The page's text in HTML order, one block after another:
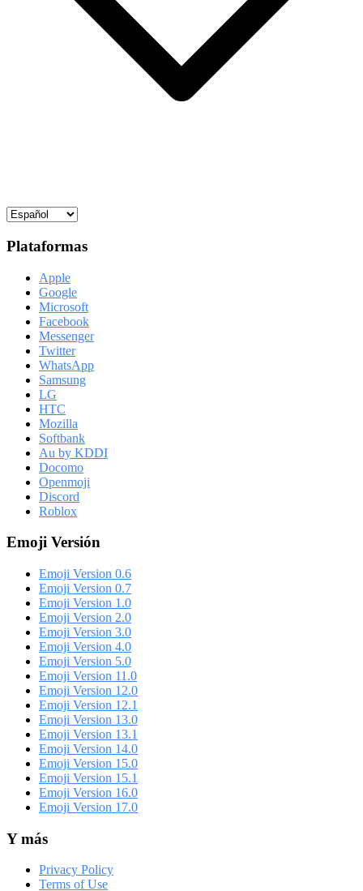
Plataformas
Apple
Google
Microsoft
Facebook
Messenger
Twitter
WhatsApp
Samsung
LG
HTC
Mozilla
Softbank
Au by KDDI
Docomo
Openmoji
Discord
Roblox
Emoji Versión
Emoji Version 0.6
Emoji Version 0.7
Emoji Version 1.0
Emoji Version 2.0
Emoji Version 3.0
Emoji Version 4.0
Emoji Version 5.0
Emoji Version 11.0
Emoji Version 12.0
Emoji Version 12.1
Emoji Version 13.0
Emoji Version 13.1
Emoji Version 14.0
Emoji Version 15.0
Emoji Version 15.1
Emoji Version 16.0
Emoji Version 17.0
Y más
Privacy Policy
Terms of Use